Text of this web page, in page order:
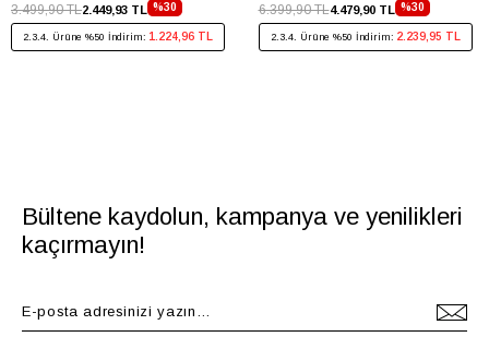
%30
2.449,93 TL
3.499,90 TL
2.3.4. Ürüne %50 İndirim: 1.224,96 TL
%30
4.479,90 TL
6.399,90 TL
2.3.4. Ürüne %50 İndirim: 2.239,95 TL
Bültene kaydolun, kampanya ve yenilikleri
kaçırmayın!